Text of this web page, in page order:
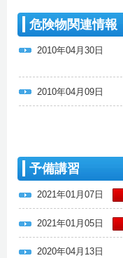
危険物関連情報
2010年04月30日
2010年04月09日
予備講習
2021年01月07日
2021年01月05日
2020年04月13日